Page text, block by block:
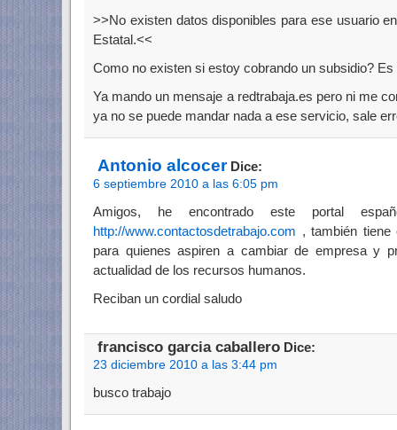
>>No existen datos disponibles para ese usuario
Estatal.<<
Como no existen si estoy cobrando un subsidio? Es
Ya mando un mensaje a redtrabaja.es pero ni me
ya no se puede mandar nada a ese servicio, sale
Antonio alcocerDice:
6 septiembre 2010 a las 6:05 pm
Amigos, he encontrado este portal
http://www.contactosdetrabajo.com , también tiene
para quienes aspiren a cambiar de empresa y
actualidad de los recursos humanos.
Reciban un cordial saludo
francisco garcia caballero Dice:
23 diciembre 2010 a las 3:44 pm
busco trabajo